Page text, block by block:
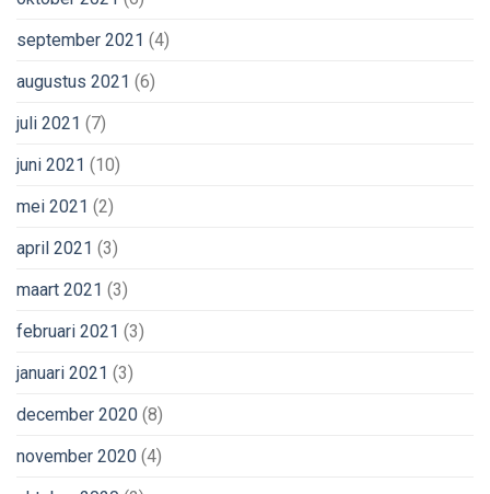
september 2021 (4)
augustus 2021 (6)
juli 2021 (7)
juni 2021 (10)
mei 2021 (2)
april 2021 (3)
maart 2021 (3)
februari 2021 (3)
januari 2021 (3)
december 2020 (8)
november 2020 (4)